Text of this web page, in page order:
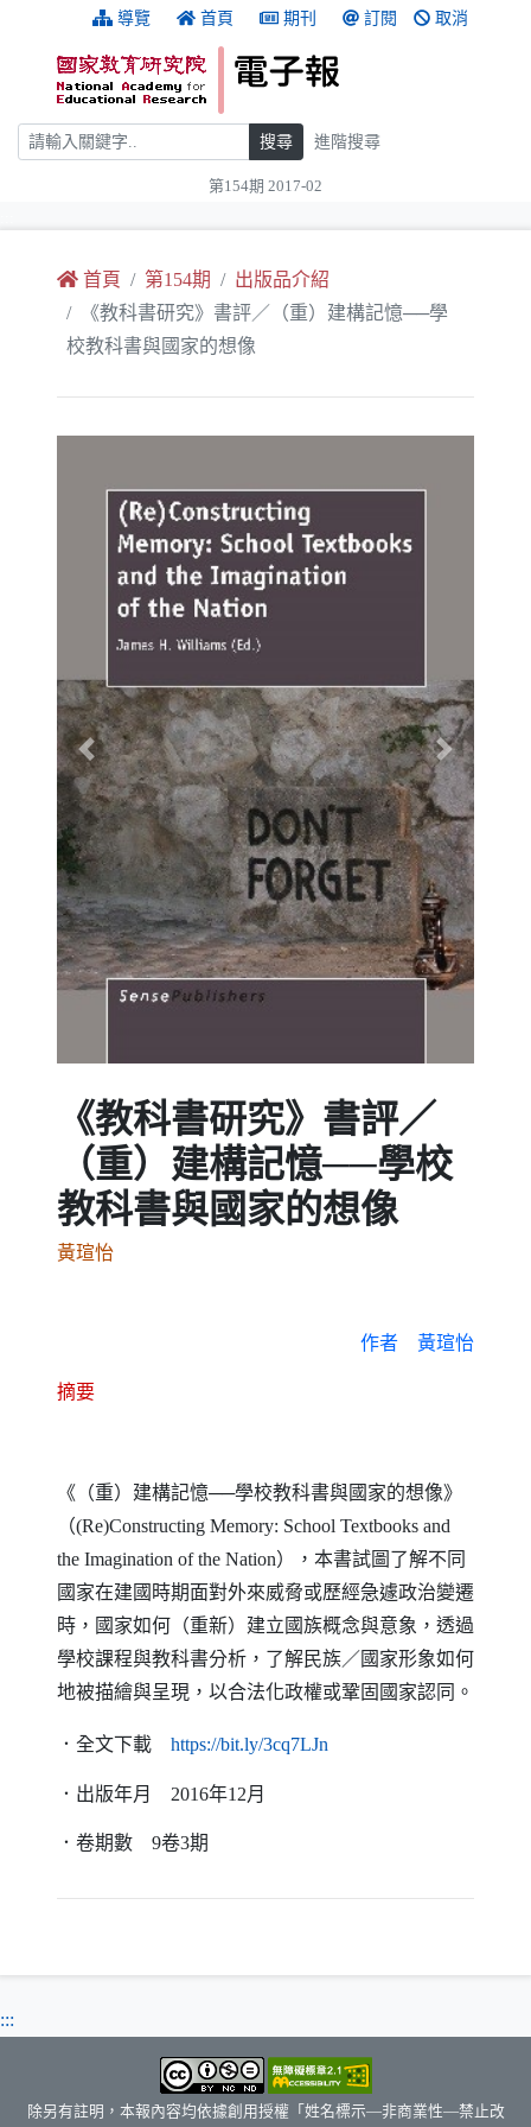
跳到主要內容 導覽 首頁 期刊 訂閱 取消
搜尋 搜尋 進階搜尋
第154期 2017-02
首頁 第154期
出版品介紹
《教科書研究》書評／（重）建構記憶──學
校教科書與國家的想像
Previous Next
《教科書研究》書評／
（重）建構記憶──學校
教科書與國家的想像
黃瑄怡
作者 黃瑄怡
摘要
《（重）建構記憶──學校教科書與國家的想像》
（(Re)Constructing Memory: School Textbooks and
the Imagination of the Nation），本書試圖了解不同
國家在建國時期面對外來威脅或歷經急遽政治變遷
時，國家如何（重新）建立國族概念與意象，透過
學校課程與教科書分析，了解民族／國家形象如何
地被描繪與呈現，以合法化政權或鞏固國家認同。
．全文下載 https://bit.ly/3cq7LJn
．出版年月 2016年12月
．卷期數 9卷3期
:::
除另有註明，本報內容均依據創用授權「姓名標示—非商業性—禁止改